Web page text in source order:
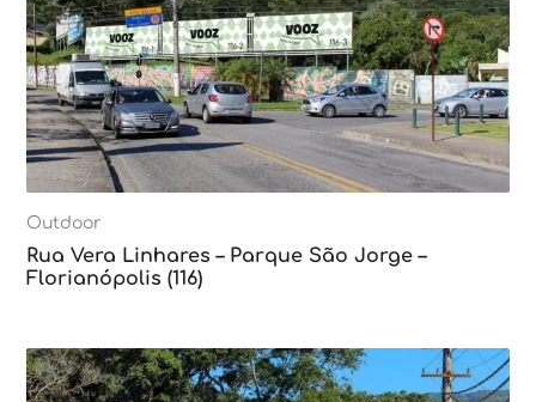
Outdoor
Rua Vera Linhares – Parque São Jorge –
Florianópolis (116)